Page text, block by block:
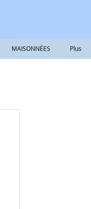
MAISONNÉES Plus